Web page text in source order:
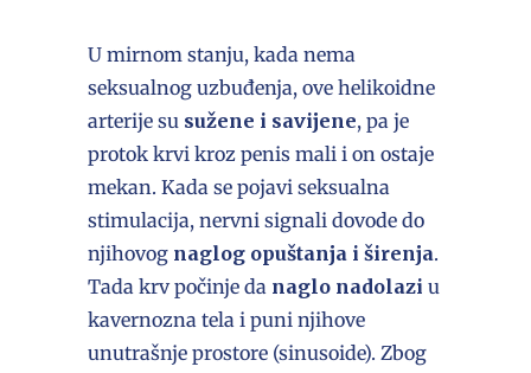
U mirnom stanju, kada nema
seksualnog uzbuđenja, ove helikoidne
arterije su sužene i savijene, pa je
protok krvi kroz penis mali i on ostaje
mekan. Kada se pojavi seksualna
stimulacija, nervni signali dovode do
njihovog naglog opuštanja i širenja.
Tada krv počinje da naglo nadolazi u
kavernozna tela i puni njihove
unutrašnje prostore (sinusoide). Zbog